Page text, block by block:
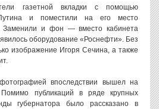
газетной вкладки с помощью
и поместили на его место
Заменили и фон — вместо кабинета
оборудование «Роснефти». Без
изображение Игоря Сечина, а также
впоследствии вышел на
публикаций в ряде крупных
губернатора было рассказано в